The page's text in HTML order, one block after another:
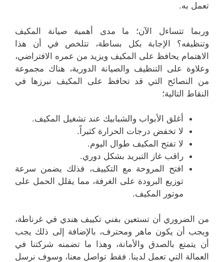
تعمل به.
وربما تتساءل الآن؛ ما مدى أهمية صيانة المكيف
وتنظيفه؟ الإجابة بكل بساطة، تتلخص في أن هذا
الاهتمام يحافظ على المكيف ويزيد من عمره الافتراضي،
وعلاوة على التنظيف والصيانة الدورية، هناك مجموعة
من النصائح التي قد تحافظ على المكيف نبرزها في
النقاط التالية؛
أغلق الأبواب والشبابيك عند تشغيل المكيف.
لا تخفض درجات الحرارة كثيراً.
لا تفتح المكيف طوال اليوم.
راقب غاز التبريد بشكل دوري.
افتح المروحة مع التكييف، فذلك يضمن سرعة
توزيع البرودة على الغرفة، مما يقلل الحمل على
موتور المكيف.
من الضروري أن تستعين بفني تكييف هندي في غرناطة،
ويجب أن يكون ماهر ومحترف، بالإضافة إلى ذلك يجب
أن يتمتع بالصدق والأمانة، وهذا ما تضمنه شركتنا في
العمالة التي تعمل لدينا. فقط تواصل معنا، وسوف نرسل